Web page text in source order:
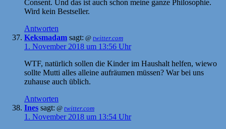
Consent. Und das ist auch schon meine ganze Philosophie.
Wird kein Bestseller.
Antworten
Keksmadam sagt: @ twitter.com
1. November 2018 um 13:56 Uhr
WTF, natürlich sollen die Kinder im Haushalt helfen, wiewo
sollte Mutti alles alleine aufräumen müssen? War bei uns
zuhause auch üblich.
Antworten
Ines sagt: @ twitter.com
1. November 2018 um 13:54 Uhr